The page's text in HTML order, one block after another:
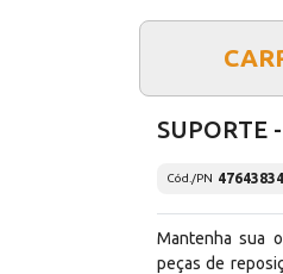
SUPORTE
Cód./PN 47643834
Mantenha sua
peças de